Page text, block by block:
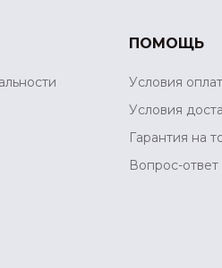
ПОМОЩЬ
Условия
Условия
Гарантия на
Вопрос-ответ